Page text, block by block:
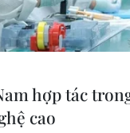
Xem thêm
hợp tác
cao